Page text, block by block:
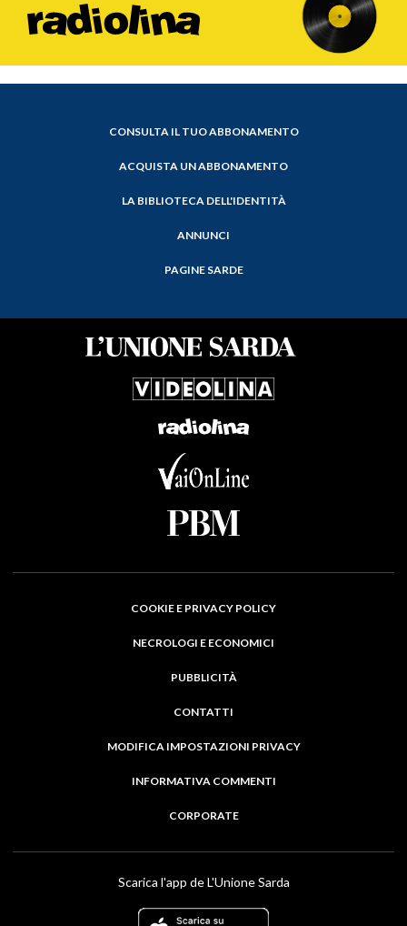
CONSULTA IL TUO ABBONAMENTO
ACQUISTA UN ABBONAMENTO
LA BIBLIOTECA DELL'IDENTITÀ
ANNUNCI
PAGINE SARDE
COOKIE E PRIVACY POLICY
NECROLOGI E ECONOMICI
PUBBLICITÀ
CONTATTI
MODIFICA IMPOSTAZIONI PRIVACY
INFORMATIVA COMMENTI
CORPORATE
Scarica l'app de L'Unione Sarda